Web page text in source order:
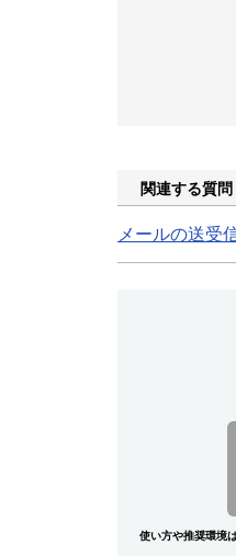
関連する質問
メールの送受
使い方や推奨環境